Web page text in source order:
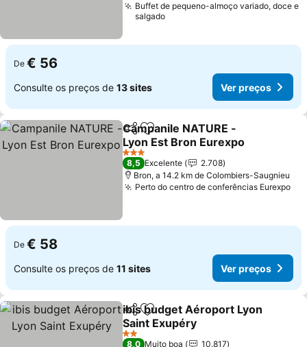
Buffet de pequeno-almoço variado, doce e
salgado
De € 56
Consulte os preços de 13 sites Ver preços
PartilharAdicionar aos favoritos
Campanile NATURE -
Lyon Est Bron Eurexpo
3 Estrelas
8,5 Excelente
2.708
Bron, a 14.2 km de Colombiers-Saugnieu
Perto do centro de conferências Eurexpo
De € 58
Consulte os preços de 11 sites Ver preços
PartilharAdicionar aos favoritos
ibis budget Aéroport Lyon
Saint Exupéry
2 Estrelas
8,0 Muito boa 10.817